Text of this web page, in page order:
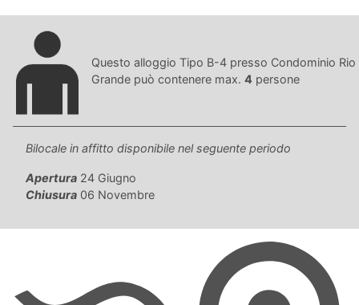
Questo alloggio Tipo B-4 presso Condominio Rio
Grande può contenere max. 4 persone
Bilocale in affitto disponibile nel seguente periodo
Apertura 24 Giugno
Chiusura 06 Novembre